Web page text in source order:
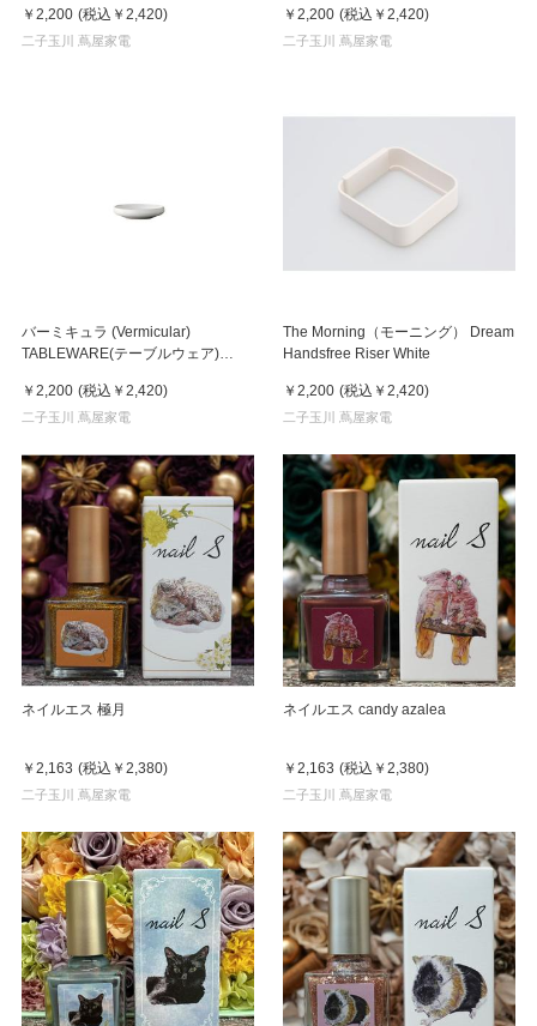
￥2,200 (税込 ￥2,420)
二子玉川 蔦屋家電
￥2,200 (税込 ￥2,420)
二子玉川 蔦屋家電
バーミキュラ (Vermicular)
TABLEWARE(テーブルウェア)
をお選びください
￥2,200 (税込 ￥2,420)
二子玉川 蔦屋家電
The Morning（モーニング） Dream
Handsfree Riser White
￥2,200 (税込 ￥2,420)
二子玉川 蔦屋家電
ネイルエス 極月
￥2,163 (税込 ￥2,380)
二子玉川 蔦屋家電
ネイルエス candy azalea
￥2,163 (税込 ￥2,380)
二子玉川 蔦屋家電